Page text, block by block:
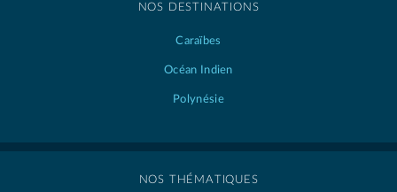
NOS DESTINATIONS
Caraïbes
Océan Indien
Polynésie
NOS THÉMATIQUES